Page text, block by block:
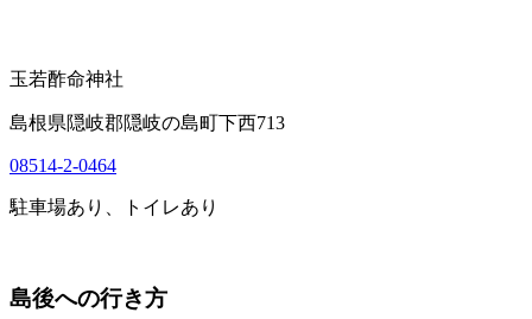
玉若酢命神社
島根県隠岐郡隠岐の島町下西713
08514-2-0464
駐車場あり、トイレあり
島後への行き方